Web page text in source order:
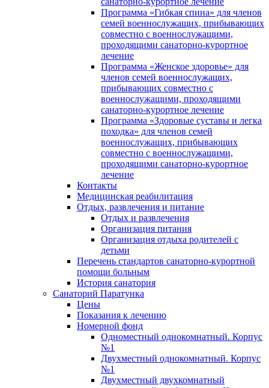
Программа «Гибкая спина» для членов
семей военнослужащих, прибывающих
совместно с военнослужащими,
проходящими санаторно-курортное
лечение
Программа «Женское здоровье» для
членов семей военнослужащих,
прибывающих совместно с
военнослужащими, проходящими
санаторно-курортное лечение
Программа «Здоровые суставы и легка
походка» для членов семей
военнослужащих, прибывающих
совместно с военнослужащими,
проходящими санаторно-курортное
лечение
Контакты
Медицинская реабилитация
Отдых, развлечения и питание
Отдых и развлечения
Организация питания
Организация отдыха родителей с
детьми
Перечень стандартов санаторно-курортной
помощи больным
История санатория
Санаторий Паратунка
Цены
Показания к лечению
Номерной фонд
Одноместный однокомнатный. Корпус
№1
Двухместный однокомнатный. Корпус
№1
Двухместный двухкомнатный